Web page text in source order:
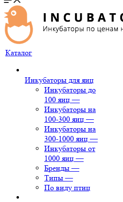
Каталог
Инкубаторы для яиц
Инкубаторы до
100 яиц —
Инкубаторы на
100-300 яиц —
Инкубаторы на
300-1000 яиц —
Инкубаторы от
1000 яиц —
Бренды —
Типы —
По виду птиц